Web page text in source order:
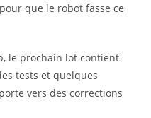
que le robot fasse ce
le prochain lot contient
tests et quelques
vers des corrections